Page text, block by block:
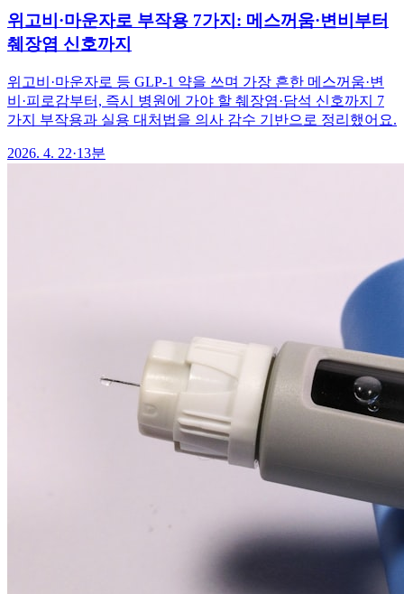
위고비·마운자로 부작용 7가지: 메스꺼움·변비부터
췌장염 신호까지
위고비·마운자로 등 GLP-1 약을 쓰며 가장 흔한 메스꺼움·변
비·피로감부터, 즉시 병원에 가야 할 췌장염·담석 신호까지 7
가지 부작용과 실용 대처법을 의사 감수 기반으로 정리했어요.
2026. 4. 22·13분